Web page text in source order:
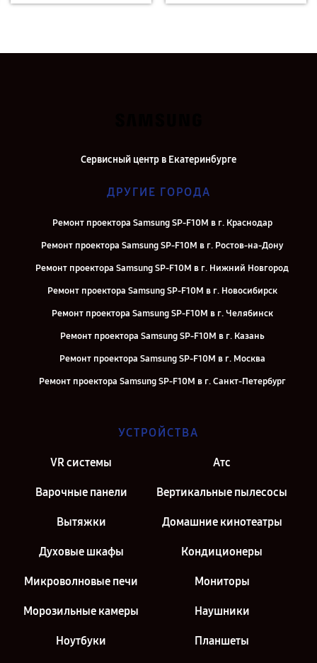
Сервисный центр в Екатеринбурге
ДРУГИЕ ГОРОДА
Ремонт проектора Samsung SP-F10M в г. Краснодар
Ремонт проектора Samsung SP-F10M в г. Ростов-на-Дону
Ремонт проектора Samsung SP-F10M в г. Нижний Новгород
Ремонт проектора Samsung SP-F10M в г. Новосибирск
Ремонт проектора Samsung SP-F10M в г. Челябинск
Ремонт проектора Samsung SP-F10M в г. Казань
Ремонт проектора Samsung SP-F10M в г. Москва
Ремонт проектора Samsung SP-F10M в г. Санкт-Петербург
УСТРОЙСТВА
VR системы Атс
Варочные панели Вертикальные пылесосы
Вытяжки Домашние кинотеатры
Духовые шкафы Кондиционеры
Микроволновые печи Мониторы
Морозильные камеры Наушники
Ноутбуки Планшеты